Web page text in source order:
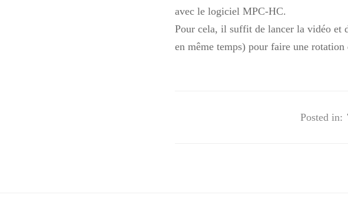
avec le logiciel MPC-HC.
Pour cela, il suffit de lancer la vidéo et
en même temps) pour faire une rotation
Posted in: